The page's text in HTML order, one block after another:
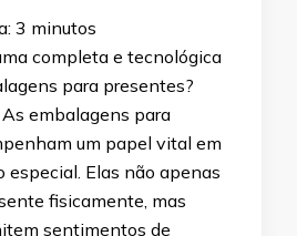
3 minutos
completa e tecnológica
para presentes?
embalagens para
um papel vital em
especial. Elas não apenas
fisicamente, mas
sentimentos de